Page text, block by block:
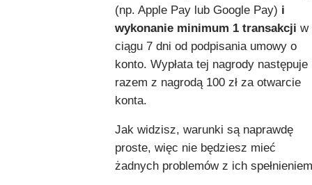
(np. Apple Pay lub Google Pay) i
wykonanie minimum 1 transakcji w
ciągu 7 dni od podpisania umowy o
konto. Wypłata tej nagrody następuje
razem z nagrodą 100 zł za otwarcie
konta.
Jak widzisz, warunki są naprawdę
proste, więc nie będziesz mieć
żadnych problemów z ich